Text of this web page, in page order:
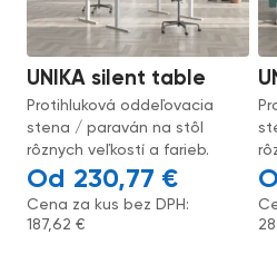
UNIKA silent table
Protihluková oddeľovacia
stena / paraván na stôl
rôznych veľkostí a farieb.
230,77 €
Cena za kus bez DPH:
187,62€